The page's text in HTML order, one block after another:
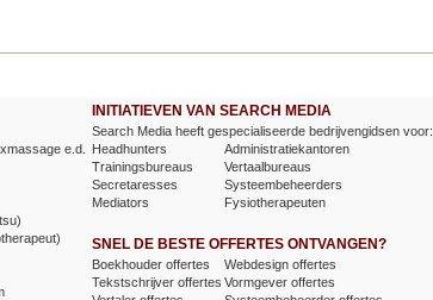
e.d.
INITIATIEVEN VAN SEARCH MEDIA
Search Media heeft gespecialiseerde bedrijvengidsen voor:
Headhunters
Administratiekantoren
Trainingsbureaus
Vertaalbureaus
Secretaresses
Systeembeheerders
Mediators
Fysiotherapeuten
SNEL DE BESTE OFFERTES ONTVANGEN?
Boekhouder offertes
Webdesign offertes
Tekstschrijver offertes Vormgever offertes